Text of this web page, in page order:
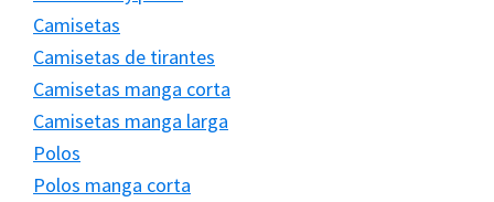
Camisetas
Camisetas de tirantes
Camisetas manga corta
Camisetas manga larga
Polos
Polos manga corta